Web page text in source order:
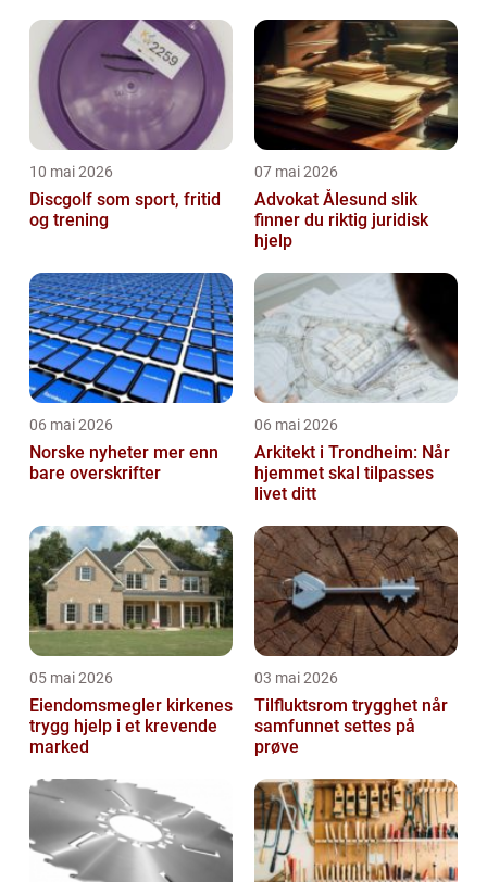
10 mai 2026
Discgolf som sport, fritid
og trening
07 mai 2026
Advokat Ålesund slik
finner du riktig juridisk
hjelp
06 mai 2026
Norske nyheter mer enn
bare overskrifter
06 mai 2026
Arkitekt i Trondheim: Når
hjemmet skal tilpasses
livet ditt
05 mai 2026
Eiendomsmegler kirkenes
trygg hjelp i et krevende
marked
03 mai 2026
Tilfluktsrom trygghet når
samfunnet settes på
prøve